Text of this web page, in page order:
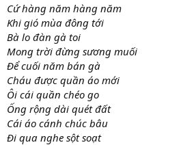
Cứ hàng năm hàng năm
Khi gió mùa đông tới
Bà lo đàn gà toi
Mong trời đừng sương muối
Để cuối năm bán gà
Cháu được quần áo mới
Ôi cái quần chéo go
Ống rộng dài quét đất
Cái áo cánh chúc bâu
Đi qua nghe sột soạt